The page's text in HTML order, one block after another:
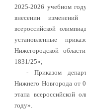
2025-2026 учебном
внесении
всероссийской
установленные
Нижегородской
1831/25»;
- Приказом
Нижнего Новгорода от
этапа всероссийской
году».